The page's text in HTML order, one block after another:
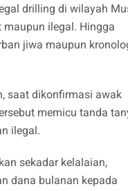
drilling di wilayah
ilegal. Hingga
jiwa maupun
saat dikonfirmasi awak
memicu tanda
ilegal.
sekadar kelalaian,
dana bulanan kepada